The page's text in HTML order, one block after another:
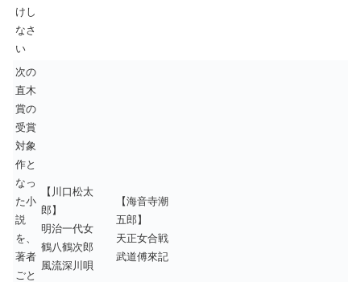
けし
なさ
い
次の
直木
賞の
受賞
対象
作と
なっ
た小
説
を、
著者
ごと
【川口松太
郎】
明治一代女
鶴八鶴次郎
風流深川唄
【海音寺潮
五郎】
天正女合戦
武道傅來記